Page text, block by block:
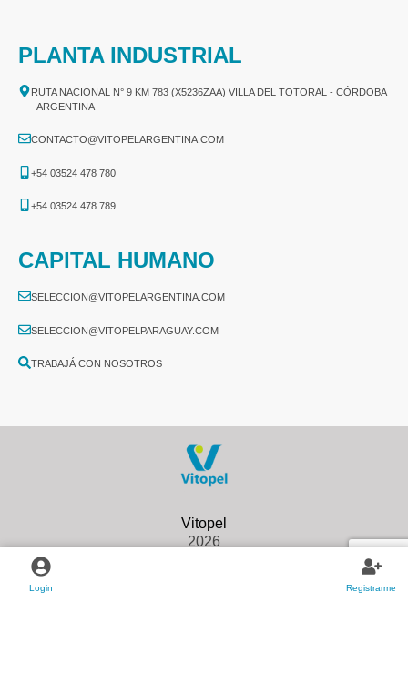
Login Registrarme
PLANTA INDUSTRIAL
RUTA NACIONAL N° 9 KM 783 (X5236ZAA) VILLA DEL TOTORAL - CÓRDOBA
- ARGENTINA
CONTACTO@VITOPELARGENTINA.COM
+54 03524 478 780​
+54 03524 478 789​
CAPITAL HUMANO
SELECCION@VITOPELARGENTINA.COM
SELECCION@VITOPELPARAGUAY.COM
TRABAJÁ CON NOSOTROS
2026